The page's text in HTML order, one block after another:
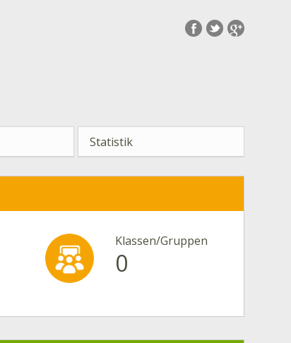
Statistik
Klassen/Gruppen
0